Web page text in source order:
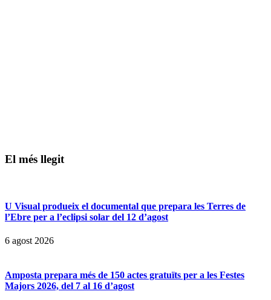
El més llegit
U Visual produeix el documental que prepara les Terres de
l’Ebre per a l’eclipsi solar del 12 d’agost
6 agost 2026
Amposta prepara més de 150 actes gratuïts per a les Festes
Majors 2026, del 7 al 16 d’agost